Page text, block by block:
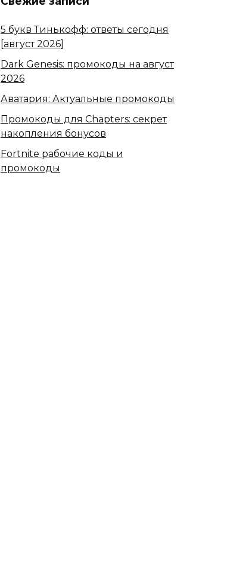
5 букв Тинькофф: ответы сегодня
[август 2026]
Dark Genesis: промокоды на август
2026
Аватария: Актуальные промокоды
Промокоды для Chapters: секрет
накопления бонусов
Fortnite рабочие коды и
промокоды